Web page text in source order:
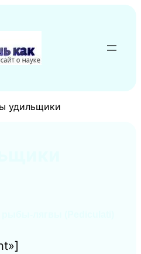
удильщики